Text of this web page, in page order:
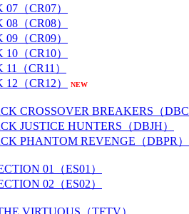
（CR07）
（CR08）
（CR09）
（CR10）
（CR11）
（CR12）
NEW
CROSSOVER BREAKERS（
JUSTICE HUNTERS（DBJH）
PHANTOM REVENGE（DBPR）
01（ES01）
02（ES02）
VIRTUOUS（TFTV）